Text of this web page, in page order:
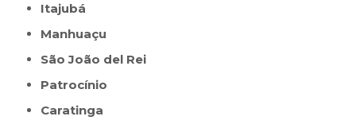
Itajubá
Manhuaçu
São João del Rei
Patrocínio
Caratinga